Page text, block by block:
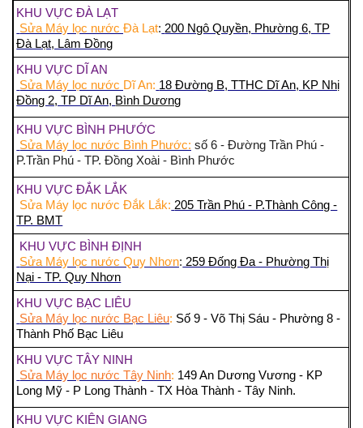
KHU VỰC ĐÀ LẠT
Sửa Máy lọc nướcĐà Lạt: 200 Ngô Quyền, Phường 6, TP
Đà Lạt, Lâm Đồng
KHU VỰC DĨ AN
Sửa Máy lọc nước Dĩ An: 18 Đường B, TTHC Dĩ An, KP Nhị
Đồng 2, TP Dĩ An, Bình Dương
KHU VỰC BÌNH PHƯỚC
Sửa Máy lọc nước Bình Phước: số 6 - Đường Trần Phú -
P.Trần Phú - TP. Đồng Xoài - Bình Phước
KHU VỰC ĐẮK LẮK
Sửa Máy lọc nước Đắk Lắk: 205 Trần Phú - P.Thành Công -
TP. BMT
KHU VỰC BÌNH ĐỊNH
Sửa Máy lọc nước Quy Nhơn: 259 Đống Đa - Phường Thị
Nại - TP. Quy Nhơn
KHU VỰC BẠC LIÊU
Sửa Máy lọc nước Bạc Liêu: Số 9 - Võ Thị Sáu - Phường 8 -
Thành Phố Bạc Liêu
KHU VỰC TÂY NINH
Sửa Máy lọc nước Tây Ninh: 149 An Dương Vương - KP
Long Mỹ - P Long Thành - TX Hòa Thành - Tây Ninh.
KHU VỰC KIÊN GIANG